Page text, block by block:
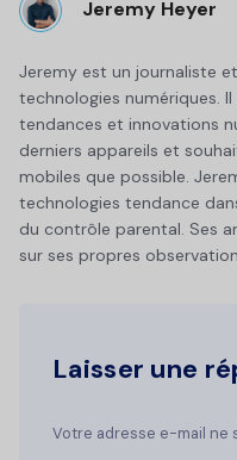
Jeremy Heyer
Jeremy est un journaliste
technologies numériques.
tendances et innovations
derniers appareils et
mobiles que possible.
technologies tendance
du contrôle parental. Ses
sur ses propres
Laisser une
Votre adresse e-mail ne